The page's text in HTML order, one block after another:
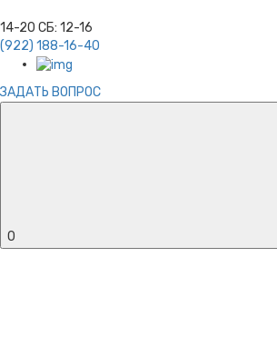
14-20 СБ: 12-16
(922) 188-16-40
ЗАДАТЬ ВОПРОС
0